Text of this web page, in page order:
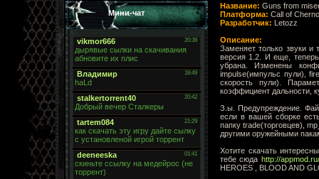
Мини-чат
Название: Guns from
Платформа: Call of
Разработчик: Letozz
Описание:
Заменяет только звуки и
версия 1.2. И еще,
убрана. Изменены
impulse(импульс пули),
скорость пули).
коэффициент дальности,
З.ы. Предупреждение.
если в вашей сборке
папку trade(торговцев),
другими оружейными
Хотите скачать
тебе сюда http://
HEROES , BLOOD AND